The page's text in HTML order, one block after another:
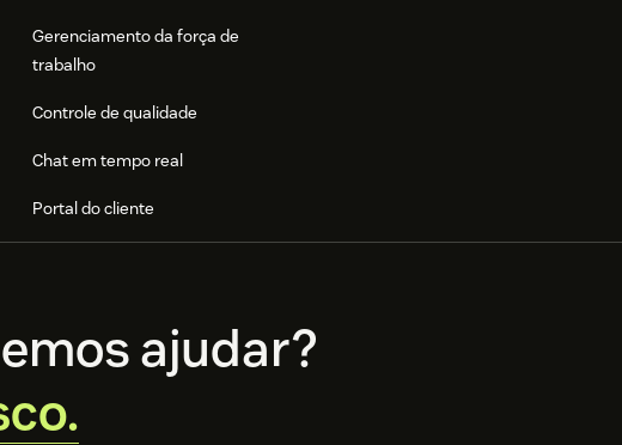
Gerenciamento da força de
trabalho
Controle de qualidade
Chat em tempo real
Portal do cliente
ajudar?